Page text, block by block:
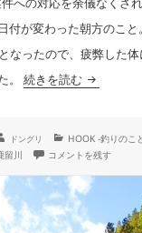
への対応を余儀なくさ
付が変わった朝方のこ
なったので、疲弊した
。 続きを読む 遅ればせ
成
者
ドングリ
カ
ゴ
ー
HOOK -釣りのこ
留川 遅ればせながら祝解禁 に
コメントを残す